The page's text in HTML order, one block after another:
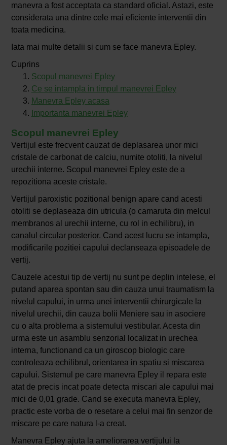
manevra a fost acceptata ca standard oficial. Astazi, este
considerata una dintre cele mai eficiente interventii din
toata medicina.
Iata mai multe detalii si cum se face manevra Epley.
Cuprins
Scopul manevrei Epley
Ce se intampla in timpul manevrei Epley
Manevra Epley acasa
Importanta manevrei Epley
Scopul manevrei Epley
Vertijul este frecvent cauzat de deplasarea unor mici
cristale de carbonat de calciu, numite otoliti, la nivelul
urechii interne. Scopul manevrei Epley este de a
repozitiona aceste cristale.
Vertijul paroxistic pozitional benign apare cand acesti
otoliti se deplaseaza din utricula (o camaruta din melcul
membranos al urechii interne, cu rol in echilibru), in
canalul circular posterior. Cand acest lucru se intampla,
modificarile pozitiei capului declanseaza episoadele de
vertij.
Cauzele acestui tip de vertij nu sunt pe deplin intelese, el
putand aparea spontan sau din cauza unui traumatism la
nivelul capului, in urma unei interventii chirurgicale la
nivelul urechii, din cauza bolii Meniere sau in asociere
cu o alta problema a sistemului vestibular. Acesta din
urma este un asamblu senzorial localizat in urechea
interna, functionand ca un giroscop biologic care
controleaza echilibrul, orientarea in spatiu si miscarea
capului. Sistemul pe care manevra Epley il repara este
atat de precis incat poate detecta miscari ale capului mai
mici de 0,01 grade. Cand se executa manevra Epley,
practic este vorba de o resetare a celui mai fin senzor de
miscare pe care natura l-a creat.
Manevra Epley ajuta la ameliorarea vertijului la